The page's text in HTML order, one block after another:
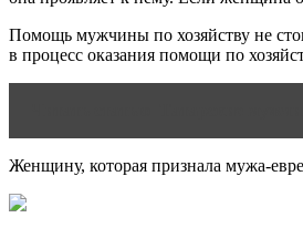
Помощь мужчины по хозяйству не
в процесс оказания помощи по
Женщину, которая признала мужа-